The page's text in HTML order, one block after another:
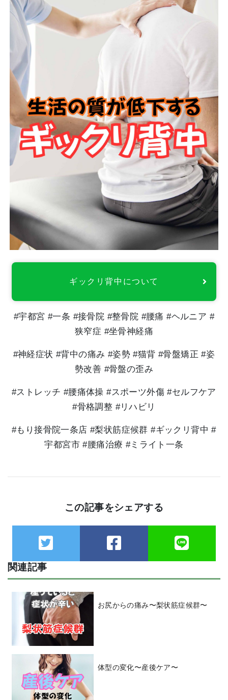
ギックリ背中について
#宇都宮 #一条 #接骨院 #整骨院 #腰痛 #ヘルニア #
狭窄症 #坐骨神経痛
#神経症状 #背中の痛み #姿勢 #猫背 #骨盤矯正 #姿
勢改善 #骨盤の歪み
#ストレッチ #腰痛体操 #スポーツ外傷 #セルフケア
#骨格調整 #リハビリ
#もり接骨院一条店 #梨状筋症候群 #ギックリ背中 #
宇都宮市 #腰痛治療 #ミライト一条
この記事をシェアする
関連記事
お尻からの痛み〜梨状筋症候群〜
体型の変化〜産後ケア〜